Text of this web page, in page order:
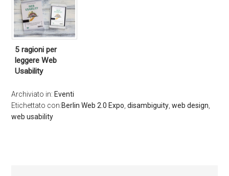
5 ragioni per
leggere Web
Usability
Archiviato in: Eventi
Etichettato con:Berlin Web 2.0 Expo,disambiguity,web design,
web usability